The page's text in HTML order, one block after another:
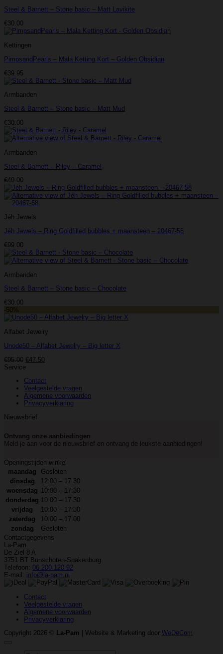
Steel & Barnett – Stone basic – Matt Lavikite
€30.00
Kettingen
PimpsandPearls – Mala Ketting Kort – Golden Obsidian
€39.95
Armbanden
Steel & Barnett – Stone basic – Matt Mud
€30.00
Armbanden
Steel & Barnett – Riley – Caramel
€40.00
Jéh Jewels
Jéh Jewels – Ring Goldfilled bubbles + maansteen – 20467-58
€99.00
Armbanden
Steel & Barnett – Stone basic – Chocolate
€30.00
-50%
Alfabet Jewelry
Unode50 – Alfabet Jewelry – Big letter X
€95.00 Oorspronkelijke
prijs
€95.00.
€47.50Huidige
€47.50.
Service
Contact
Veelgestelde vragen
Algemene voorwaarden
Privacyverklaring
Nieuwsbrief
Ontvang onze aanbiedingen
Meld je aan voor de nieuwsbrief en ontvang de leukste aanbiedingen!
Openingstijden winkel
maandag
Gesloten
dinsdag
12:00 – 17:30
woensdag 10:00 – 17:30
donderdag 10:00 – 17:30
vrijdag
10:00 – 17:30
zaterdag
10:00 – 17:00
zondag
Gesloten
Contactgegevens
La-Pam
De Ziel 8 A
3751 BT Bunschoten-Spakenburg
Telefoon: 06 200 120 92
E-mail: info@la-pam.nl
Contact
Veelgestelde vragen
Algemene voorwaarden
Privacyverklaring
Copyright 2026 © La-Pam | Website & Marketing door WeDeCom